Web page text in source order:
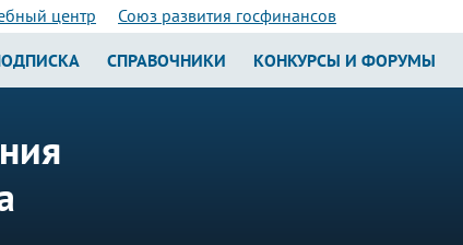
центр Союз развития госфинансов
СПРАВОЧНИКИ КОНКУРСЫ И ФОРУМЫ